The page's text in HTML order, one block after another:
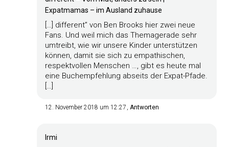
Expatmamas – im Ausland zuhause
[…] different” von Ben Brooks hier zwei neue
Fans. Und weil mich das Themagerade sehr
umtreibt, wie wir unsere Kinder unterstützen
können, damit sie sich zu empathischen,
respektvollen Menschen …, gibt es heute mal
eine Buchempfehlung abseits der Expat-Pfade.
[…]
12. November 2018 um 12:27 Antworten
Irmi